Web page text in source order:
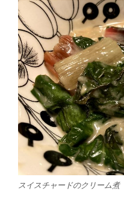
スイスチャードのクリーム煮